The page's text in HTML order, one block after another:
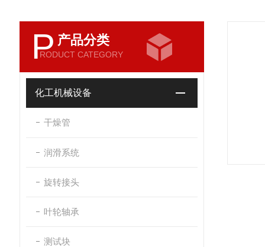
P 产品分类
RODUCT CATEGORY
化工机械设备
干燥管
润滑系统
旋转接头
叶轮轴承
测试块